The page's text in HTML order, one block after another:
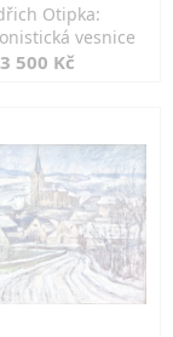
Otipka:
vesnice
3 500 Kč